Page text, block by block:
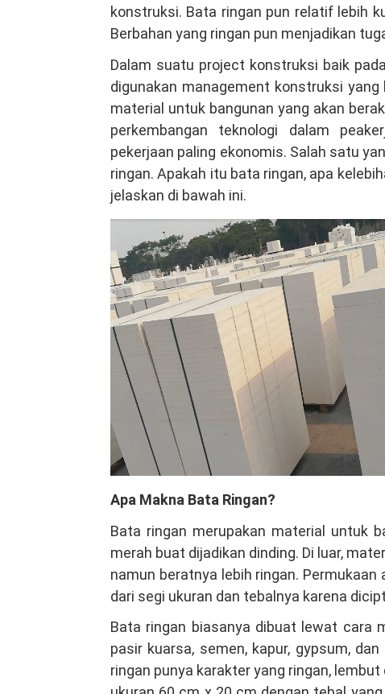
Berkualitas
di
kompeten
WA
081381344044
konstruksi. Bata ringan pun relatif lebih
Berbahan yang ringan pun menjadikan
Dalam suatu project konstruksi baik
digunakan management konstruksi
material untuk bangunan yang akan
perkembangan teknologi dalam
pekerjaan paling ekonomis. Salah satu
ringan. Apakah itu bata ringan, apa
jelaskan di bawah ini.
Apa Makna Bata Ringan?
Bata ringan merupakan material untuk
merah buat dijadikan dinding. Di luar,
namun beratnya lebih ringan.
dari segi ukuran dan tebalnya karena
Bata ringan biasanya dibuat lewat cara
pasir kuarsa, semen, kapur, gypsum,
ringan punya karakter yang ringan,